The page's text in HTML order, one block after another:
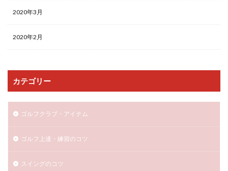
2020年3月
2020年2月
カテゴリー
ゴルフクラブ・アイテム
ゴルフ上達・練習のコツ
スイングのコツ